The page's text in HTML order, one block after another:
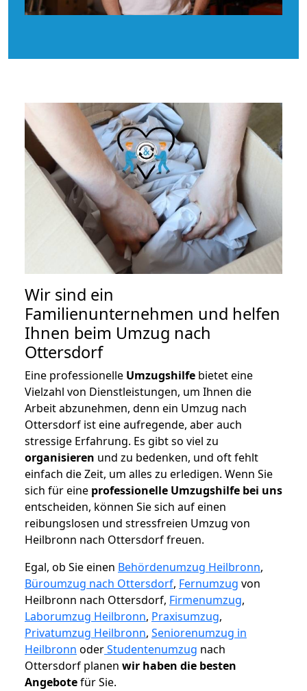
Wir sind ein
Familienunternehmen und helfen
Ihnen beim Umzug nach
Ottersdorf
Eine professionelle Umzugshilfe bietet eine
Vielzahl von Dienstleistungen, um Ihnen die
Arbeit abzunehmen, denn ein Umzug nach
Ottersdorf ist eine aufregende, aber auch
stressige Erfahrung. Es gibt so viel zu
organisieren und zu bedenken, und oft fehlt
einfach die Zeit, um alles zu erledigen. Wenn Sie
sich für eine professionelle Umzugshilfe bei uns
entscheiden, können Sie sich auf einen
reibungslosen und stressfreien Umzug von
Heilbronn nach Ottersdorf freuen.
Egal, ob Sie einen Behördenumzug Heilbronn,
Büroumzug nach Ottersdorf, Fernumzug von
Heilbronn nach Ottersdorf, Firmenumzug,
Laborumzug Heilbronn, Praxisumzug,
Privatumzug Heilbronn, Seniorenumzug in
Heilbronn oderStudentenumzug nach
Ottersdorf planen wir haben die besten
Angebotefür Sie.